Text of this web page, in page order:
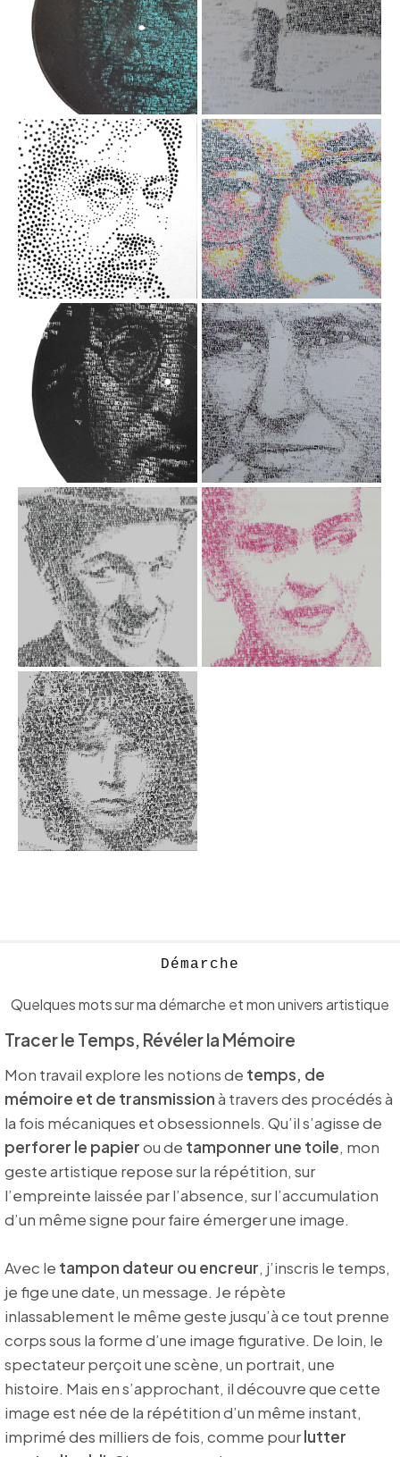
6 DEC1968
Mick Jagger
default 2Acrylique /
tampon dateur sur
disque vinyle, 30 cm
05 JUIN 1989
Place
Tienanmen
Encre sur papier /
tampon dateur,
65x50 cm, 2021
Serge
Gainsbourg
Perforations sur
papier, 30x40 cm
05 OCT 1989
Dalai LAMA
Encre sur papier /
Tampon dateur,
50x65, 2020
11 OCT. 1971 -
Imagine - John
Lennon
Acrylique sur disque
vinyle - 30cm
06 MARS 1936
Acrylique sur toile /
Tampon dateur,
60x60 cm, 2020
Charlie Chaplin
Vidéo
Frida
Vidéo
Jim Morrison
Vidéo
Déma rche
Quelques mots sur ma démarche et mon univers artistique
Tracer le Temps, Révéler la Mémoire
Mon travail explore les notions de temps, de
mémoire et de transmissionà travers des procédés à
la fois mécaniques et obsessionnels. Qu’il s’agisse de
perforer le papierou de tamponner une toile, mon
geste artistique repose sur la répétition, sur
l’empreinte laissée par l’absence, sur l’accumulation
d’un même signe pour faire émerger une image.
Avec le tampon dateur ou encreur, j’inscris le temps,
je fige une date, un message. Je répète
inlassablement le même geste jusqu’à ce tout prenne
corps sous la forme d’une image figurative. De loin, le
spectateur perçoit une scène, un portrait, une
histoire. Mais en s’approchant, il découvre que cette
image est née de la répétition d’un même instant,
imprimé des milliers de fois, comme pourlutter